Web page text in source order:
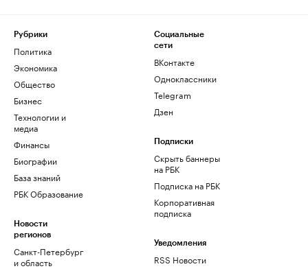
Рубрики
Политика
Экономика
Общество
Бизнес
Технологии и
медиа
Финансы
Биографии
База знаний
РБК Образование
Новости
регионов
Санкт-Петербург
и область
Социальные
сети
ВКонтакте
Одноклассники
Telegram
Дзен
Подписки
Скрыть баннеры
на РБК
Подписка на РБК
Корпоративная
подписка
Уведомления
RSS Новости